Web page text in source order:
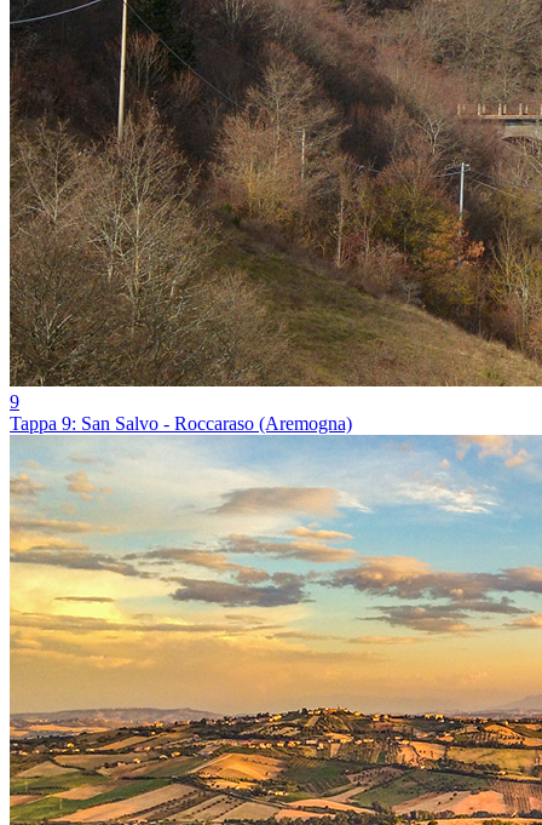
9
Tappa 9: San Salvo - Roccaraso (Aremogna)